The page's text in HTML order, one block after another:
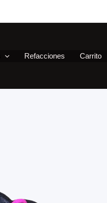
Refacciones Carrito